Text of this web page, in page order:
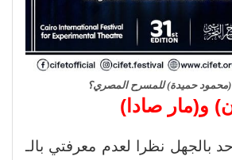
(محمود حميدة) للمسرح المصري؟
و(مار صادا)
بالجهل نظرا لعدم معرفتي بالـ